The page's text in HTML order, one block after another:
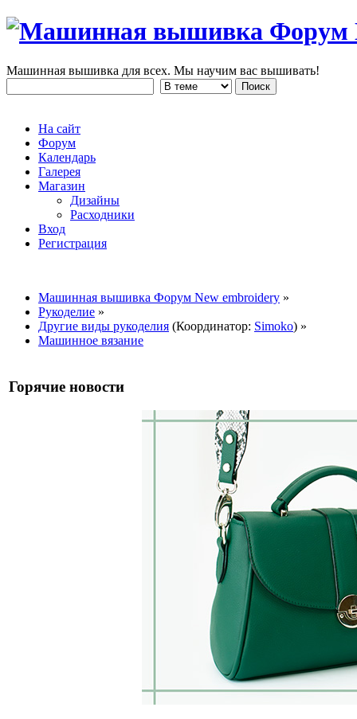
Машинная вышивка для всех. Мы научим вас вышивать!
На сайт
Форум
Календарь
Галерея
Магазин
Дизайны
Расходники
Вход
Регистрация
Машинная вышивка Форум New embroidery »
Рукоделие »
Другие виды рукоделия (Координатор: Simoko) »
Машинное вязание
Горячие новости